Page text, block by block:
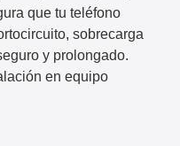
que tu teléfono
sobrecarga
y prolongado.
en equipo